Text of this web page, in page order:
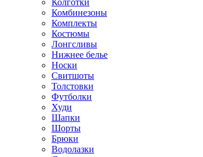
Комбинезоны
Комплекты
Костюмы
Лонгсливы
Нижнее белье
Носки
Свитшоты
Толстовки
Футболки
Худи
Шапки
Шорты
Брюки
Водолазки